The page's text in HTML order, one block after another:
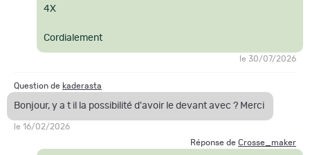
4X
Cordialement
le 30/07/2026
Question de kaderasta
Bonjour, y a t il la possibilité d'avoir le devant avec ? Merci
le 16/02/2026
Réponse de Crosse_maker